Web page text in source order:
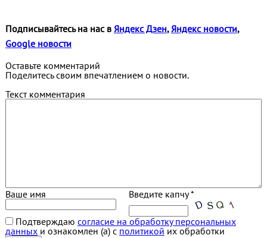
Подписывайтесь на нас в Яндекс Дзен,Яндекс новости,
Google новости
Оставьте комментарий
Поделитесь своим впечатлением о новости.
Текст комментария
Ваше имя Введите капчу *
Подтверждаю согласие на обработку персональных
данныхи ознакомлен (а) с политикой их обработки